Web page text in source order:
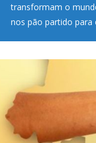
transformam o
nos pão partido para